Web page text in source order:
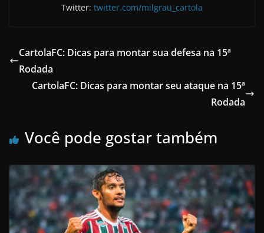
Twitter: twitter.com/milgrau_cartola
CartolaFC: Dicas para montar sua defesa na 15ª
Rodada
CartolaFC: Dicas para montar seu ataque na 15ª
Rodada
Você pode gostar também